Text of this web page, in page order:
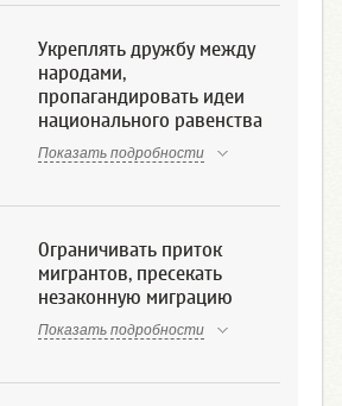
Укреплять дружбу между
народами,
пропагандировать идеи
национального равенства
Показать подробности
Ограничивать приток
мигрантов, пресекать
незаконную миграцию
Показать подробности